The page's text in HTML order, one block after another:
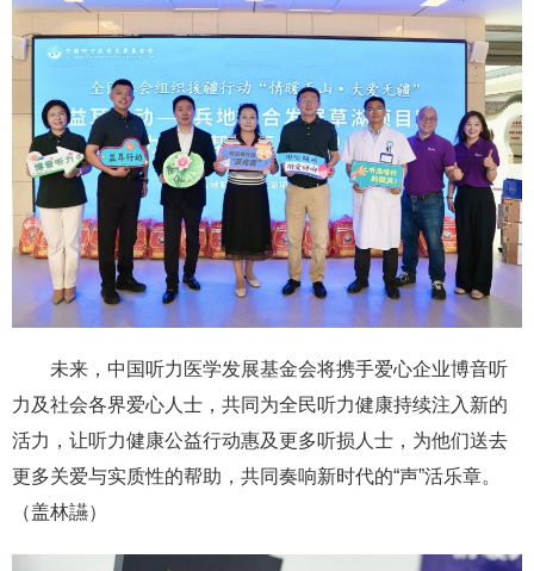
未来，中国听力医学发展基金会将携手爱心企业博音听
力及社会各界爱心人士，共同为全民听力健康持续注入新的
活力，让听力健康公益行动惠及更多听损人士，为他们送去
更多关爱与实质性的帮助，共同奏响新时代的“声”活乐章。
（盖林讌）